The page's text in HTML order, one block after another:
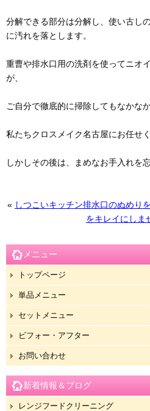
分解できる部分は分解し、使い古し
に汚れを落とします。
重曹や排水口用の洗剤を使ってニオ
が、
ご自分で徹底的に掃除してもなかな
私たちクロスメイク名古屋にお任せ
しかしその後は、まめなお手入れを
« しつこいキッチン排水口のぬめり
をキレイにしま
メニュー
トップページ
単品メニュー
セットメニュー
ビフォー・アフター
お問い合わせ
新着情報＆ブログ
レンジフードクリーニング